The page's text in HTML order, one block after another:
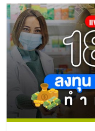
รน
ไชส์
ขาย
แฟ